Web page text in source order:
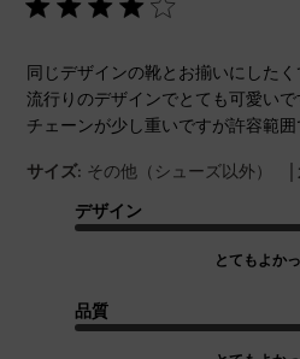
同じデザインの靴とお揃いにしたく
流行りのデザインでとても可愛いで
チェーンが少し重いですが許容範囲
サイズ: その他（シューズ以外） |
デザイン
とてもよか
品質